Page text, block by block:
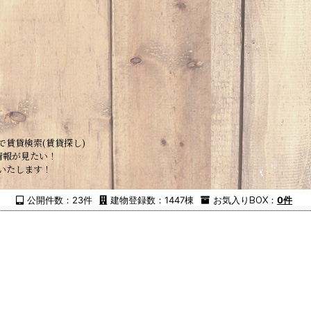
賃貸検索(賃貸探し)
が見たい！
します！
お気入りBOX ：0件
建物登録数：1447棟
公開件数：23件